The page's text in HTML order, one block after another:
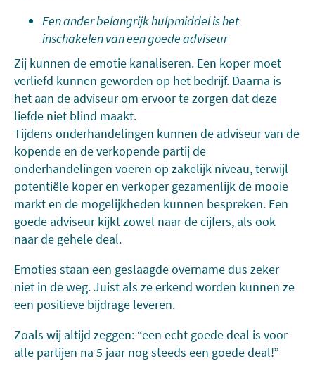
Een ander belangrijk hulpmiddel is het
inschakelen van een goede adviseur
Zij kunnen de emotie kanaliseren. Een koper moet
verliefd kunnen geworden op het bedrijf. Daarna is
het aan de adviseur om ervoor te zorgen dat deze
liefde niet blind maakt.
Tijdens onderhandelingen kunnen de adviseur van de
kopende en de verkopende partij de
onderhandelingen voeren op zakelijk niveau, terwijl
potentiële koper en verkoper gezamenlijk de mooie
markt en de mogelijkheden kunnen bespreken. Een
goede adviseur kijkt zowel naar de cijfers, als ook
naar de gehele deal.
Emoties staan een geslaagde overname dus zeker
niet in de weg. Juist als ze erkend worden kunnen ze
een positieve bijdrage leveren.
Zoals wij altijd zeggen: “een echt goede deal is voor
alle partijen na 5 jaar nog steeds een goede deal!”